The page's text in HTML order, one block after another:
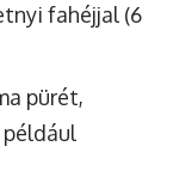
fahéjjal (6
pürét,
például